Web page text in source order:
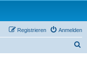
Anmelden
Registrieren